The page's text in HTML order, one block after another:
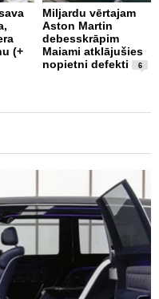
(+
Miljardu vērtajam
Aston Martin
debesskrāpim
Maiami atklājušies
nopietni defekti
6